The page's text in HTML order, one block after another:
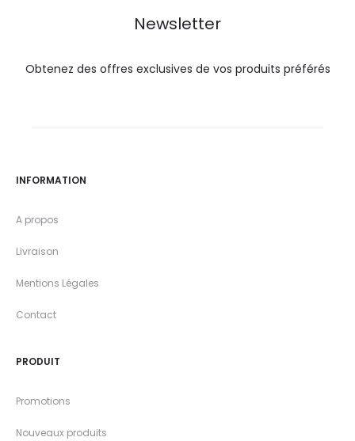
Newsletter
Obtenez des offres exclusives de vos produits préférés
INFORMATION
A propos
Livraison
Mentions Légales
Contact
PRODUIT
Promotions
Nouveaux produits